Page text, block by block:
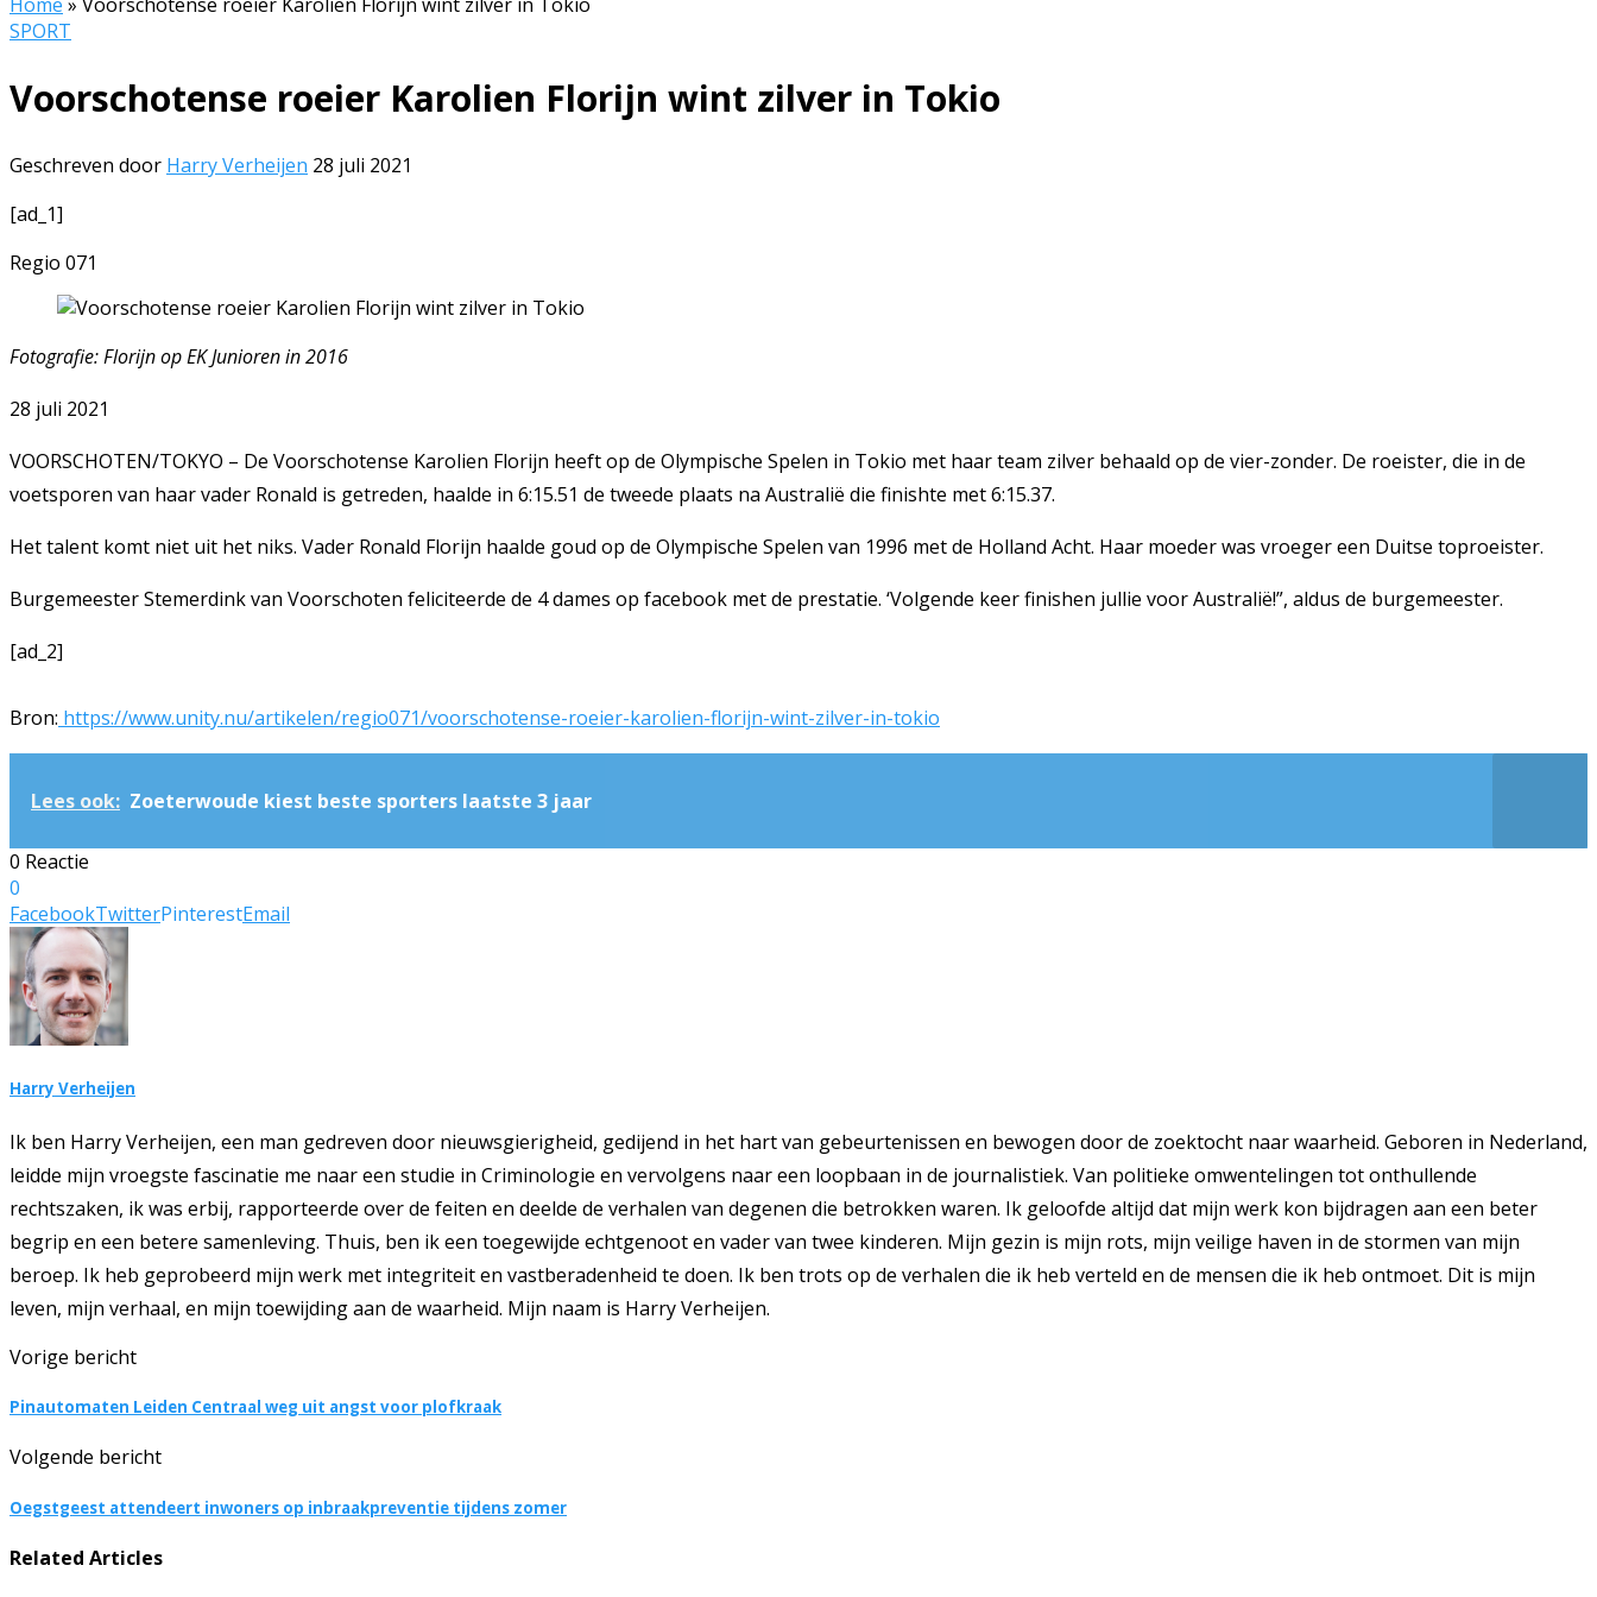
SPORT
Voorschotense roeier Karolien Florijn wint zilver in Tokio
Geschreven door Harry Verheijen 28 juli 2021
[ad_1]
Regio 071
Fotografie: Florijn op EK Junioren in 2016
28 juli 2021
VOORSCHOTEN/TOKYO – De Voorschotense Karolien Florijn heeft op de Olympische Spelen in Tokio met haar team zilver behaald op de vier-zonder. De roeister, die in de
voetsporen van haar vader Ronald is getreden, haalde in 6:15.51 de tweede plaats na Australië die finishte met 6:15.37.
Het talent komt niet uit het niks. Vader Ronald Florijn haalde goud op de Olympische Spelen van 1996 met de Holland Acht. Haar moeder was vroeger een Duitse toproeister.
Burgemeester Stemerdink van Voorschoten feliciteerde de 4 dames op facebook met de prestatie. ‘Volgende keer finishen jullie voor Australië!”, aldus de burgemeester.
[ad_2]
Bron: https://www.unity.nu/artikelen/regio071/voorschotense-roeier-karolien-florijn-wint-zilver-in-tokio
Lees ook: Zoeterwoude kiest beste sporters laatste 3 jaar
0 Reactie
0
FacebookTwitterPinterestEmail
Harry Verheijen
Ik ben Harry Verheijen, een man gedreven door nieuwsgierigheid, gedijend in het hart van gebeurtenissen en bewogen door de zoektocht naar waarheid. Geboren in Nederland,
leidde mijn vroegste fascinatie me naar een studie in Criminologie en vervolgens naar een loopbaan in de journalistiek. Van politieke omwentelingen tot onthullende
rechtszaken, ik was erbij, rapporteerde over de feiten en deelde de verhalen van degenen die betrokken waren. Ik geloofde altijd dat mijn werk kon bijdragen aan een beter
begrip en een betere samenleving. Thuis, ben ik een toegewijde echtgenoot en vader van twee kinderen. Mijn gezin is mijn rots, mijn veilige haven in de stormen van mijn
beroep. Ik heb geprobeerd mijn werk met integriteit en vastberadenheid te doen. Ik ben trots op de verhalen die ik heb verteld en de mensen die ik heb ontmoet. Dit is mijn
leven, mijn verhaal, en mijn toewijding aan de waarheid. Mijn naam is Harry Verheijen.
Vorige bericht
Pinautomaten Leiden Centraal weg uit angst voor plofkraak
Volgende bericht
Oegstgeest attendeert inwoners op inbraakpreventie tijdens zomer
Related Articles